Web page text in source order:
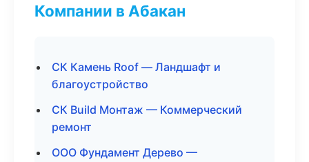
Компании в Абакан
СК Камень Roof — Ландшафт и
благоустройство
СК Build Монтаж — Коммерческий
ремонт
ООО Фундамент Дерево —